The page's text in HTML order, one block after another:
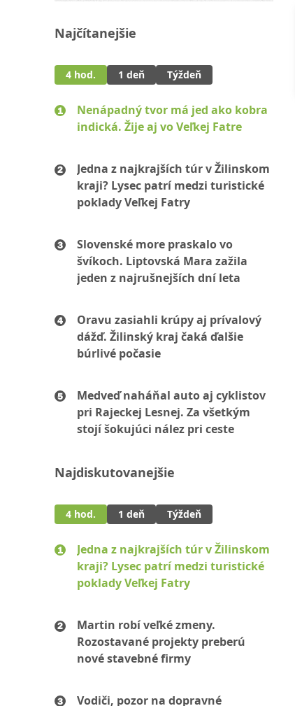
Najčítanejšie
4 hod. 1 deň Týždeň
Nenápadný tvor má jed ako kobra
indická. Žije aj vo Veľkej Fatre
Jedna z najkrajších túr v Žilinskom
kraji? Lysec patrí medzi turistické
poklady Veľkej Fatry
Slovenské more praskalo vo
švíkoch. Liptovská Mara zažila
jeden z najrušnejších dní leta
Oravu zasiahli krúpy aj prívalový
dážď. Žilinský kraj čaká ďalšie
búrlivé počasie
Medveď naháňal auto aj cyklistov
pri Rajeckej Lesnej. Za všetkým
stojí šokujúci nález pri ceste
Najdiskutovanejšie
4 hod. 1 deň Týždeň
Jedna z najkrajších túr v Žilinskom
kraji? Lysec patrí medzi turistické
poklady Veľkej Fatry
Martin robí veľké zmeny.
Rozostavané projekty preberú
nové stavebné firmy
Vodiči, pozor na dopravné